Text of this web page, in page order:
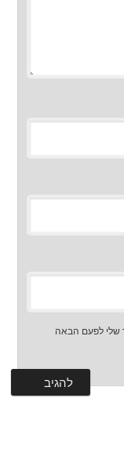
שלי לפעם הבאה